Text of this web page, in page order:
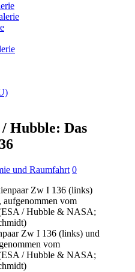
Hubble: Das
und Raumfahrt 0
Zw I 136 (links) und
vom
/ Hubble & NASA;